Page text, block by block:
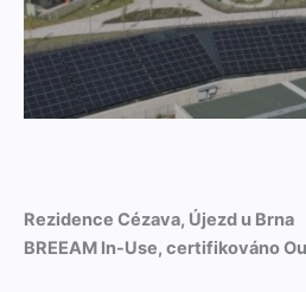
Rezidence Cézava, Újezd u Brna
BREEAM In-Use, cer­ti­fikováno